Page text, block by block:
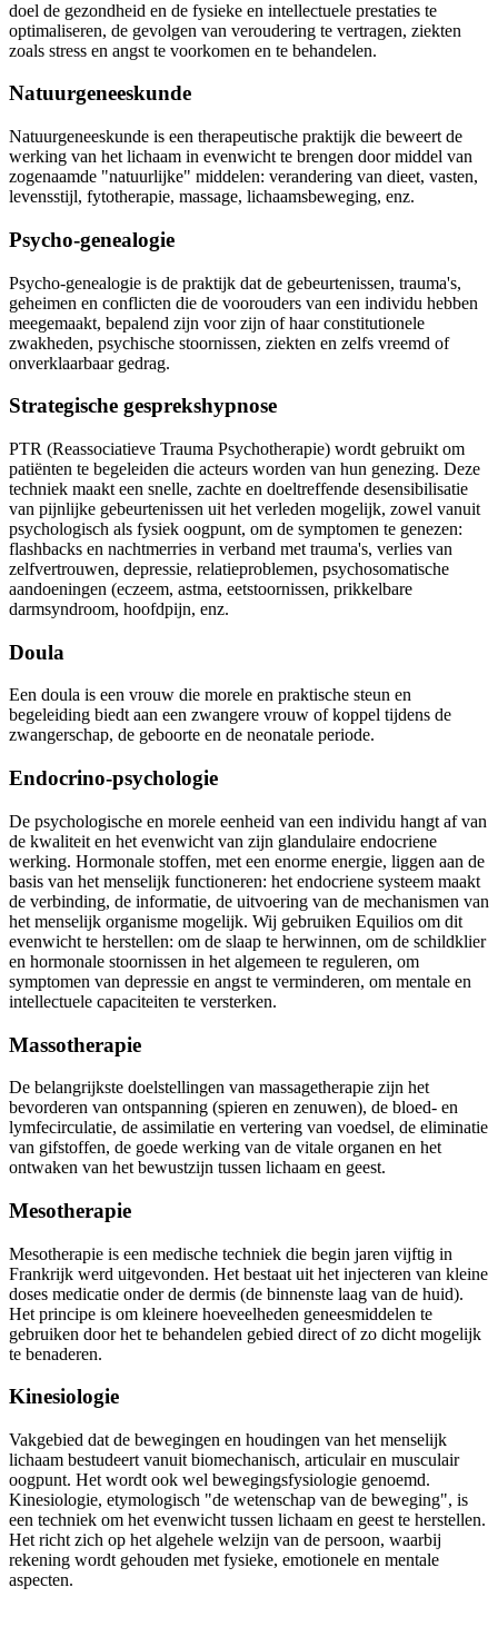
doel de gezondheid en de fysieke en intellectuele prestaties te
optimaliseren, de gevolgen van veroudering te vertragen, ziekten
zoals stress en angst te voorkomen en te behandelen.
Natuurgeneeskunde
Natuurgeneeskunde is een therapeutische praktijk die beweert de
werking van het lichaam in evenwicht te brengen door middel van
zogenaamde "natuurlijke" middelen: verandering van dieet, vasten,
levensstijl, fytotherapie, massage, lichaamsbeweging, enz.
Psycho-genealogie
Psycho-genealogie is de praktijk dat de gebeurtenissen, trauma's,
geheimen en conflicten die de voorouders van een individu hebben
meegemaakt, bepalend zijn voor zijn of haar constitutionele
zwakheden, psychische stoornissen, ziekten en zelfs vreemd of
onverklaarbaar gedrag.
Strategische gesprekshypnose
PTR (Reassociatieve Trauma Psychotherapie) wordt gebruikt om
patiënten te begeleiden die acteurs worden van hun genezing. Deze
techniek maakt een snelle, zachte en doeltreffende desensibilisatie
van pijnlijke gebeurtenissen uit het verleden mogelijk, zowel vanuit
psychologisch als fysiek oogpunt, om de symptomen te genezen:
flashbacks en nachtmerries in verband met trauma's, verlies van
zelfvertrouwen, depressie, relatieproblemen, psychosomatische
aandoeningen (eczeem, astma, eetstoornissen, prikkelbare
darmsyndroom, hoofdpijn, enz.
Doula
Een doula is een vrouw die morele en praktische steun en
begeleiding biedt aan een zwangere vrouw of koppel tijdens de
zwangerschap, de geboorte en de neonatale periode.
Endocrino-psychologie
De psychologische en morele eenheid van een individu hangt af van
de kwaliteit en het evenwicht van zijn glandulaire endocriene
werking. Hormonale stoffen, met een enorme energie, liggen aan de
basis van het menselijk functioneren: het endocriene systeem maakt
de verbinding, de informatie, de uitvoering van de mechanismen van
het menselijk organisme mogelijk. Wij gebruiken Equilios om dit
evenwicht te herstellen: om de slaap te herwinnen, om de schildklier
en hormonale stoornissen in het algemeen te reguleren, om
symptomen van depressie en angst te verminderen, om mentale en
intellectuele capaciteiten te versterken.
Massotherapie
De belangrijkste doelstellingen van massagetherapie zijn het
bevorderen van ontspanning (spieren en zenuwen), de bloed- en
lymfecirculatie, de assimilatie en vertering van voedsel, de eliminatie
van gifstoffen, de goede werking van de vitale organen en het
ontwaken van het bewustzijn tussen lichaam en geest.
Mesotherapie
Mesotherapie is een medische techniek die begin jaren vijftig in
Frankrijk werd uitgevonden. Het bestaat uit het injecteren van kleine
doses medicatie onder de dermis (de binnenste laag van de huid).
Het principe is om kleinere hoeveelheden geneesmiddelen te
gebruiken door het te behandelen gebied direct of zo dicht mogelijk
te benaderen.
Kinesiologie
Vakgebied dat de bewegingen en houdingen van het menselijk
lichaam bestudeert vanuit biomechanisch, articulair en musculair
oogpunt. Het wordt ook wel bewegingsfysiologie genoemd.
Kinesiologie, etymologisch "de wetenschap van de beweging", is
een techniek om het evenwicht tussen lichaam en geest te herstellen.
Het richt zich op het algehele welzijn van de persoon, waarbij
rekening wordt gehouden met fysieke, emotionele en mentale
aspecten.